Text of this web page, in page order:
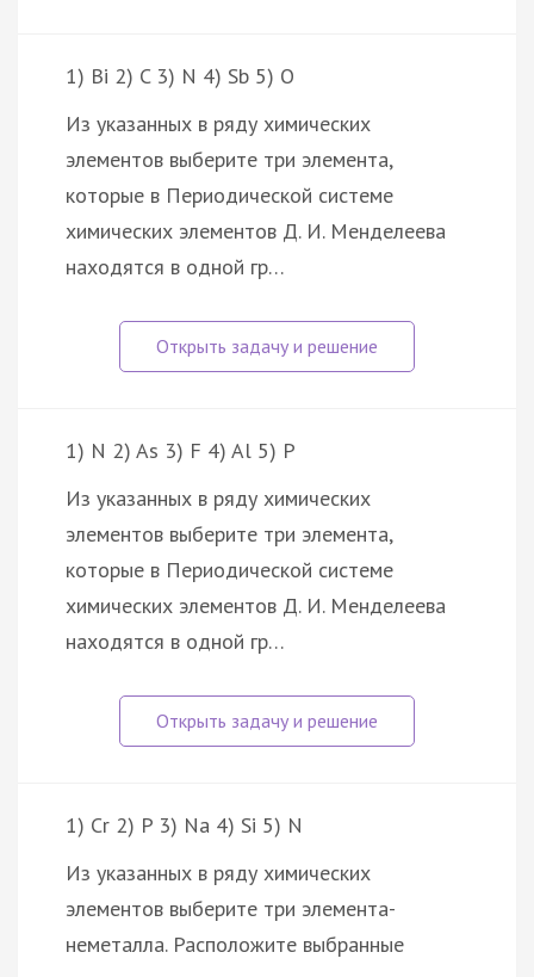
1) Bi 2) C 3) N 4) Sb 5) O
Из указанных в ряду химических
элементов выберите три элемента,
которые в Периодической системе
химических элементов Д. И. Менделеева
находятся в одной гр…
1) N 2) As 3) F 4) Al 5) P
Из указанных в ряду химических
элементов выберите три элемента,
которые в Периодической системе
химических элементов Д. И. Менделеева
находятся в одной гр…
1) Cr 2) P 3) Na 4) Si 5) N
Из указанных в ряду химических
элементов выберите три элемента-
неметалла. Расположите выбранные